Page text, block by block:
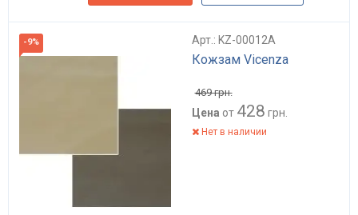
-9% Арт.: KZ-00012A
Кожзам Vicenza
469грн.
Цена от 428 грн.
Нет в наличии